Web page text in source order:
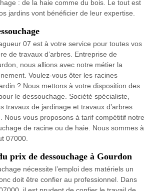
: de la haie comme du bois. Le tout est
jardins vont bénéficier de leur expertise.
07 est à votre service pour toutes vos
de travaux d’arbres. Entreprise de
nous allions avec notre métier la
Voulez-vous ôter les racines
? Nous mettons à votre disposition des
le dessouchage. Société spécialiste,
travaux de jardinage et travaux d’arbres
Nous vous proposons à tarif compétitif notre
de racine ou de haie. Nous sommes à
07000.
prix de dessouchage à Gourdon
nécessite l’emploi des matériels un
doit être confier au professionnel. Dans